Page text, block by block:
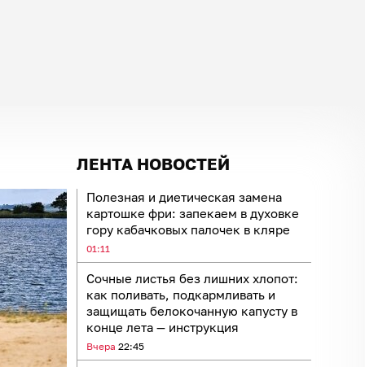
ЛЕНТА НОВОСТЕЙ
Полезная и диетическая замена
картошке фри: запекаем в духовке
гору кабачковых палочек в кляре
01:11
Сочные листья без лишних хлопот:
как поливать, подкармливать и
защищать белокочанную капусту в
конце лета — инструкция
Вчера 22:45